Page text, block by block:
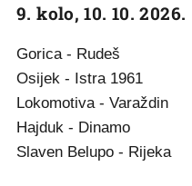
9. kolo, 10. 10. 2026.
Gorica - Rudeš
Osijek - Istra 1961
Lokomotiva - Varaždin
Hajduk - Dinamo
Slaven Belupo - Rijeka